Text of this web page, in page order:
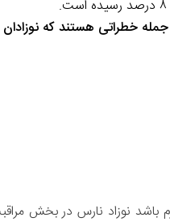
جمله خطراتی هستند که